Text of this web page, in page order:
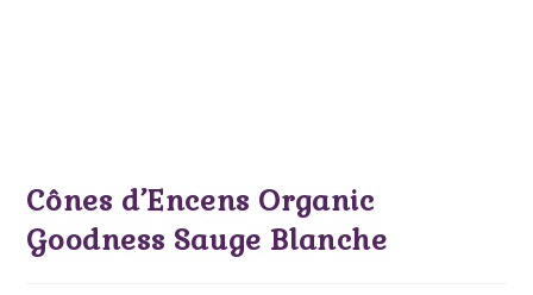
Cônes d’Encens Organic
Goodness Sauge Blanche